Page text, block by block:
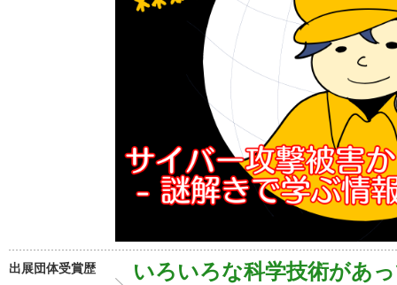
出展団体受賞歴
いろいろな科学技術があ